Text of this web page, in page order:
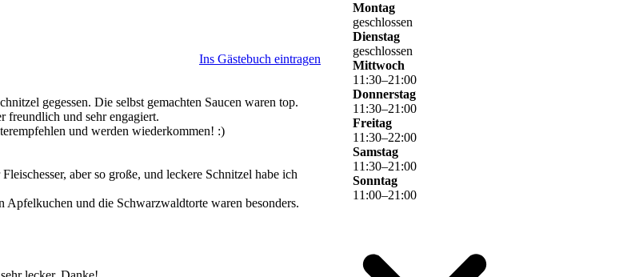
Ins Gästebuch eintragen
gegessen. Die selbst gemachten Saucen waren top.
freundlich und sehr engagiert.
und werden wiederkommen! :)
aber so große, und leckere Schnitzel habe ich
Apfelkuchen und die Schwarzwaldtorte waren besonders.
Montag
geschlossen
Dienstag
geschlossen
Mittwoch
11 :30–21 :00
Donnerstag
11 :30–21 :00
Freitag
11 :30–22:00
Samstag
11 :30–21 :00
Sonntag
11 :00–21 :00